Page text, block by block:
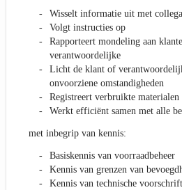
Wisselt informatie uit met
Volgt instructies op
Rapporteert mondeling aan
verantwoordelijke
Licht de klant of
onvoorziene omstandigheden
Registreert verbruikte materialen
Werkt efficiënt samen met alle
met inbegrip van kennis:
Basiskennis van voorraadbeheer
Kennis van grenzen van
Kennis van technische